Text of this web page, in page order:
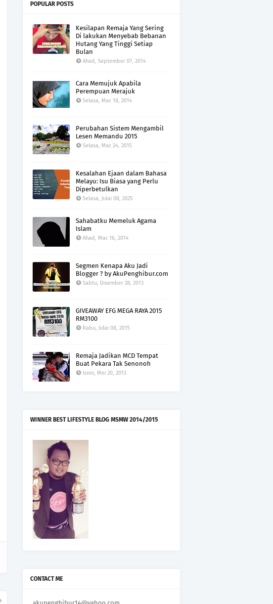
POPULAR POSTS
Kesilapan Remaja Yang Sering
Di lakukan Menyebab Bebanan
Hutang Yang Tinggi Setiap
Bulan
Ahad, September 07, 2014
Cara Memujuk Apabila
Perempuan Merajuk
Selasa, Mac 18, 2014
Perubahan Sistem Mengambil
Lesen Memandu 2015
Selasa, Mac 24, 2015
Kesalahan Ejaan dalam Bahasa
Melayu: Isu Biasa yang Perlu
Diperbetulkan
Selasa, Julai 08, 2025
Sahabatku Memeluk Agama
Islam
Ahad, Mac 16, 2014
Segmen Kenapa Aku Jadi
Blogger ? by AkuPenghibur.com
Sabtu, Disember 28, 2013
GIVEAWAY EFG MEGA RAYA 2015
RM3100
Rabu, Julai 08, 2015
Remaja Jadikan MCD Tempat
Buat Pekara Tak Senonoh
Isnin, Mei 20, 2013
WINNER BEST LIFESTYLE BLOG MSMW 2014/2015
CONTACT ME